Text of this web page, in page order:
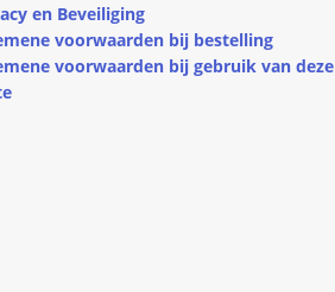
en Beveiliging
voorwaarden bij bestelling
voorwaarden bij gebruik van deze